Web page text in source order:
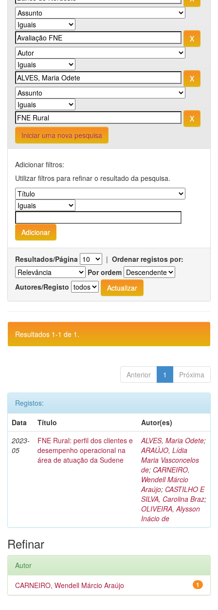
Iniciar uma nova pesquisa
Adicionar filtros:
Utilizar filtros para refinar o resultado da pesquisa.
Resultados/Página | Ordenar registos por:
Por ordem
Autores/Registo
Resultados 1-1 de 1.
Anterior 1 Próxima
Registos:
Data
Título
Autor(es)
2023-
05
FNE Rural: perfil dos clientes e
desempenho operacional na
área de atuação da Sudene
ALVES, Maria Odete;
ARAÚJO, Lídia
Maria Vasconcelos
de; CARNEIRO,
Wendell Márcio
Araújo; CASTILHO E
SILVA, Carolina Braz;
OLIVEIRA, Alysson
Inácio de
Refinar
Autor
1
CARNEIRO, Wendell Márcio Araújo